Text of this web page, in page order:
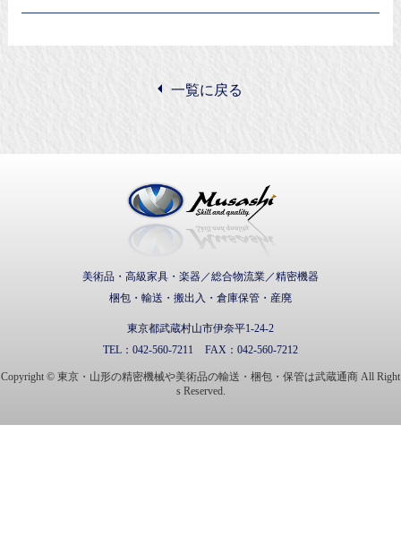
一覧に戻る
美術品・高級家具・楽器／総合物流業／精密機器
梱包・輸送・搬出入・倉庫保管・産廃
東京都武蔵村山市伊奈平1-24-2
TEL： 042-560-7211 FAX： 042-560-7212
Copyright © 東京・山形の精密機械や美術品の輸送・梱包・保管は武蔵通商 All Right
s Reserved.